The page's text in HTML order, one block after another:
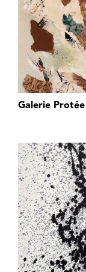
Galerie Protée